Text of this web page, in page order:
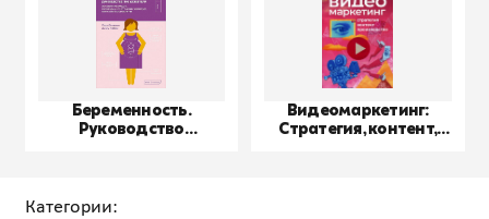
Беременность.
Руководство
Видеомаркетинг:
Стратегия, контент,
Категории: